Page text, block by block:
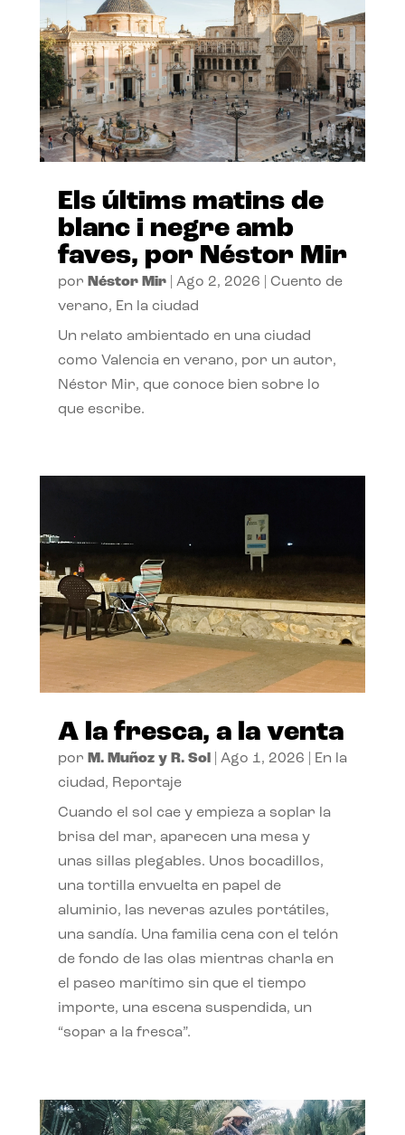
Els últims matins de
blanc i negre amb
faves, por Néstor Mir
por Néstor Mir| Ago 2, 2026
Cuento de
verano, En la ciudad
Un relato ambientado en una ciudad
como Valencia en verano, por un autor,
Néstor Mir, que conoce bien sobre lo
que escribe.
A la fresca, a la venta
por M. Muñoz y R. Sol| Ago 1, 2026
En la
ciudad, Reportaje
Cuando el sol cae y empieza a soplar la
brisa del mar, aparecen una mesa y
unas sillas plegables. Unos bocadillos,
una tortilla envuelta en papel de
aluminio, las neveras azules portátiles,
una sandía. Una familia cena con el telón
de fondo de las olas mientras charla en
el paseo marítimo sin que el tiempo
importe, una escena suspendida, un
“sopar a la fresca”.